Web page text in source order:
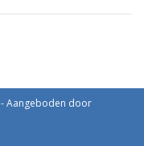
Aangeboden door